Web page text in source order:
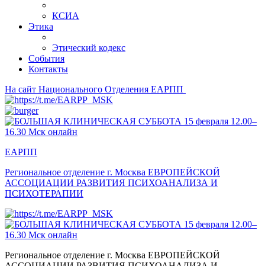
КСИА
Этика
Этический кодекс
События
Контакты
На сайт Национального Отделения ЕАРПП
ЕАРПП
Региональное отделение г. Москва ЕВРОПЕЙСКОЙ
АССОЦИАЦИИ РАЗВИТИЯ ПСИХОАНАЛИЗА И
ПСИХОТЕРАПИИ
Региональное отделение г. Москва ЕВРОПЕЙСКОЙ